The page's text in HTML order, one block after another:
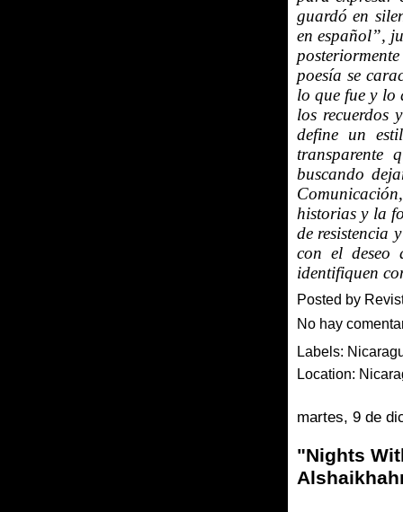
guardó en
en español”,
poesía se
lo que fue y lo
los recuerdos
define un
transparente
buscando
historias y la
de resistencia
con el deseo
identifiquen
Posted by
No hay
Labels:
Location:
martes, 9 de
"Nights